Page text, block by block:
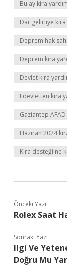
Bu ay kira
Dar gelirliye kira
Deprem hak
Deprem kira
Devlet kira
Edevletten kira
Gaziantep
Haziran 2024
Kira desteği ne
Önceki Yazı
Rolex Saat
Sonraki Yazı
Ilgi Ve
Doğru Mu